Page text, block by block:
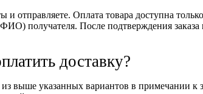
и отправляете. Оплата товара доступна
получателя. После подтверждения
доставку?
выше указанных вариантов в примечании